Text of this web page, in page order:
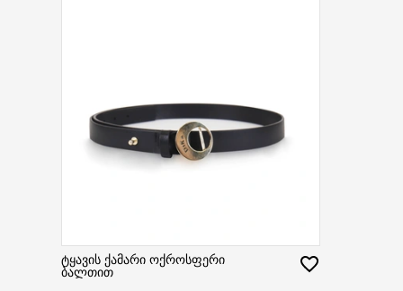
ტყავის ქამარი ოქროსფერი
ბალთით